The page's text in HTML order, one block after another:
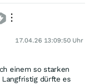
17.04.26 13:09:50 Uhr
einem so starken
dürfte es